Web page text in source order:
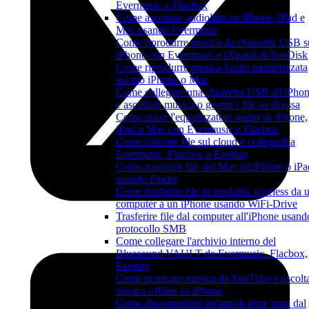
Evermusic e Flacbox
Come ascoltare audiolibri su iPhone, iPad e
Mac usando Evermusic
Come riprodurre musica da chiavetta USB
iPhone con Evermusic e iXpand di SanDisk
Come riprodurre musica locale memorizzata
sul tuo iPhone o Mac
Come collegare una chiavetta USB
e ascoltare musica o gestire i file su di essa
Come usare l'equalizzatore audio su iPhone,
iPad o Mac con Evermusic e Flacbox
Come caricare file sul cloud e collegarli a
Evermusic, Flacbox o Evertag
Come trasferire file dal Mac all'iPhone o
usando Finder
Come trasferire file in modalità wireless da
computer a un iPhone usando WiFi-Drive
Trasferire file dal computer all'iPhone
protocollo SMB
Come collegare l'archivio interno del
Bluesound VAULT da Evermusic, Flacbox,
Evertag
Come scaricare musica da YouTube e
musica offline su iPhone
Come disconnettere un'app di terze parti dal